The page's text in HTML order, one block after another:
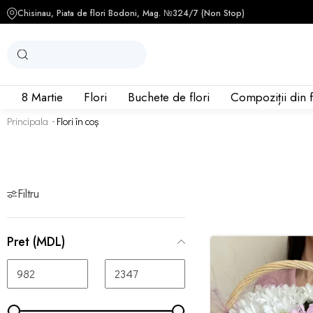
Chisinau, Piata de flori Bodoni, Mag. №324/7 (Non Stop)
8 Martie Flori Buchete de flori Compoziții din
Principala Flori în coș
Filtru
Pret (MDL)
Coș în compoziții - 1